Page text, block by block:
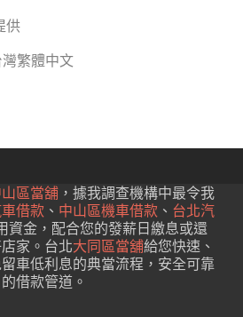
供
繁體中文
區當舖 ，據我調查機構中最令我
借款 、 中山區機車借款 、 台北汽
資金，配合您的發薪日繳息或還
家。台北大同區當舖給您快速、
車低利息的典當流程，安全可靠
的借款管道。